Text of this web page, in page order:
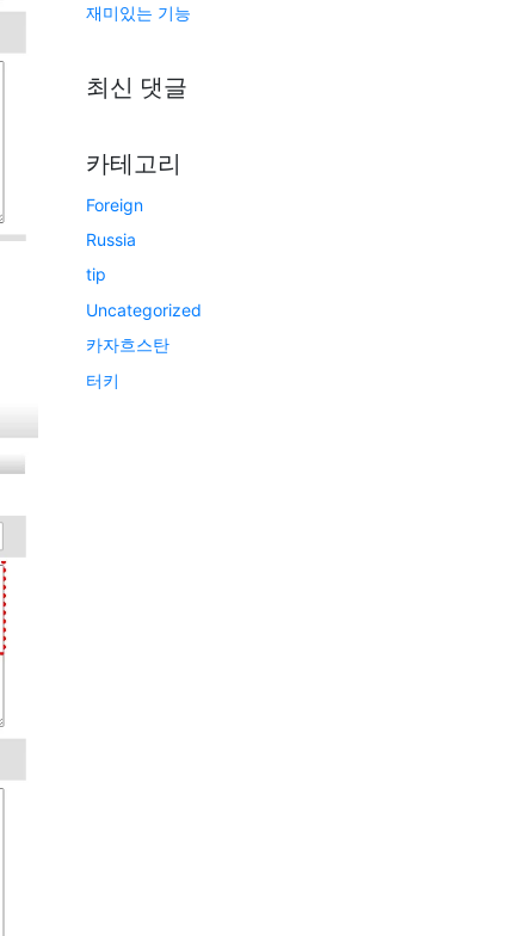
재미있는 기능
최신 댓글
카테고리
Foreign
Russia
tip
Uncategorized
카자흐스탄
터키